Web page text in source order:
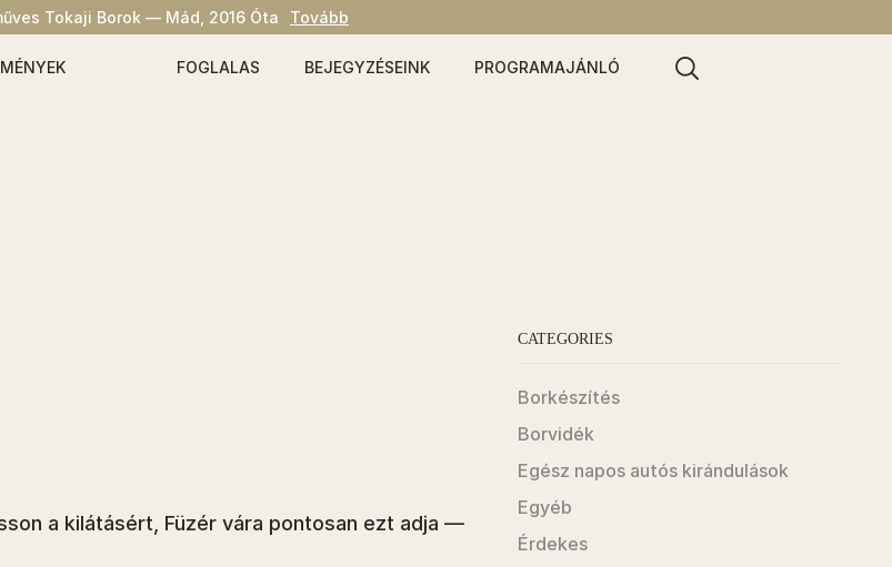
Tokaji Borok — Mád, 2016 Óta Tovább
FOGLALAS BEJEGYZÉSEINK PROGRAMAJÁNLÓ
a kilátásért, Füzér vára pontosan ezt adja —
CATEGORIES
Borkészítés
Borvidék
Egész napos autós kirándulások
Egyéb
Érdekes